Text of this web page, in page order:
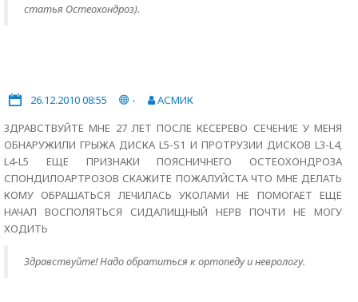
статья Остеохондроз).
26.12.2010 08:55 -
АСМИК
ЗДРАВСТВУЙТЕ МНЕ 27 ЛЕТ ПОСЛЕ КЕСЕРЕВО СЕЧЕНИЕ У МЕНЯ
ОБНАРУЖИЛИ ГРЫЖА ДИСКА L5-S1 И ПРОТРУЗИИ ДИСКОВ L3-L4,
L4-L5 ЕЩЕ ПРИЗНАКИ ПОЯСНИЧНЕГО ОСТЕОХОНДРОЗА
СПОНДИЛОАРТРОЗОВ СКАЖИТЕ ПОЖАЛУЙСТА ЧТО МНЕ ДЕЛАТЬ
КОМУ ОБРАШАТЬСЯ ЛЕЧИЛАСЬ УКОЛАМИ НЕ ПОМОГАЕТ ЕЩЕ
НАЧАЛ ВОСПОЛЯТЬСЯ СИДАЛИЩНЫЙ НЕРВ ПОЧТИ НЕ МОГУ
ХОДИТЬ
Здравствуйте! Надо обратиться к ортопеду и неврологу.